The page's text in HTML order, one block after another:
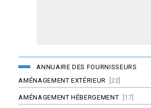
ANNUAIRE DES FOURNISSEURS
AMÉNAGEMENT EXTÉRIEUR
[22]
AMÉNAGEMENT HÉBERGEMENT [17]